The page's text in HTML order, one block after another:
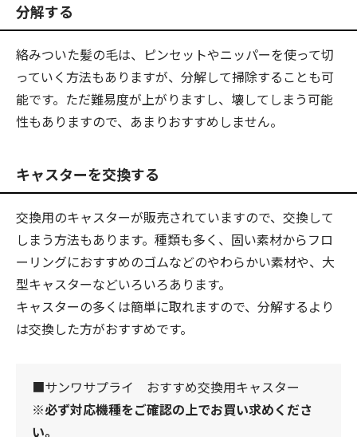
分解する
絡みついた髪の毛は、ピンセットやニッパーを使って切
っていく方法もありますが、分解して掃除することも可
能です。ただ難易度が上がりますし、壊してしまう可能
性もありますので、あまりおすすめしません。
キャスターを交換する
交換用のキャスターが販売されていますので、交換して
しまう方法もあります。種類も多く、固い素材からフロ
ーリングにおすすめのゴムなどのやわらかい素材や、大
型キャスターなどいろいろあります。
キャスターの多くは簡単に取れますので、分解するより
は交換した方がおすすめです。
■サンワサプライ おすすめ交換用キャスター
※必ず対応機種をご確認の上でお買い求めくださ
い。